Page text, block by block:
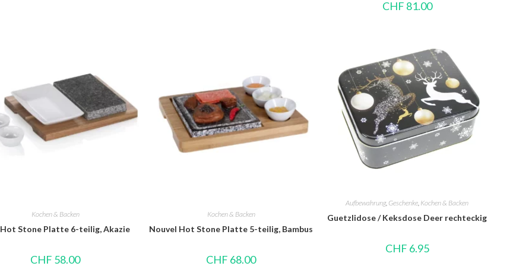
CHF 81.00
Kochen & Backen
Stone Platte 6-teilig, Akazie
CHF 58.00
Kochen & Backen
Nouvel Hot Stone Platte 5-teilig, Bambus
CHF 68.00
Aufbewahrung, Geschenke, Kochen & Backen
Guetzlidose / Keksdose Deer rechteckig
CHF 6.95